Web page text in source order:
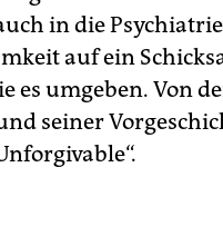
in die
auf ein
es umgeben. Von
seiner